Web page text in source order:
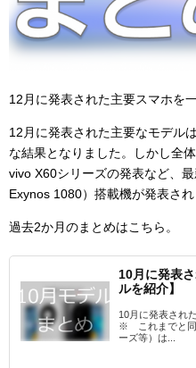
12月に発表された主要スマホを
12月に発表された主要なモデル
な結果となりました。しかし全
vivo X60シリーズの発表など、
Exynos 1080）搭載機が発表され
過去2か月のまとめはこちら。
10月に発表
ルを紹介】
10月に発表され
※ これまでと同
ーズ等）は...